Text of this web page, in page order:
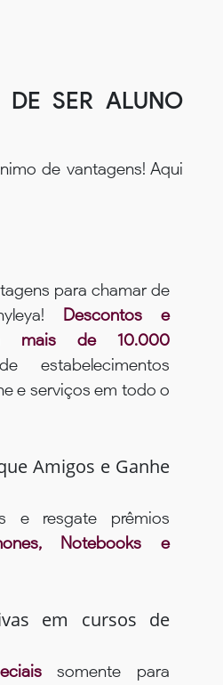
DE SER ALUNO
de vantagens! Aqui
para chamar de
Descontos e
mais de 10.000
estabelecimentos
e serviços em todo o
Amigos e Ganhe
e resgate prêmios
Notebooks e
em cursos de
somente para